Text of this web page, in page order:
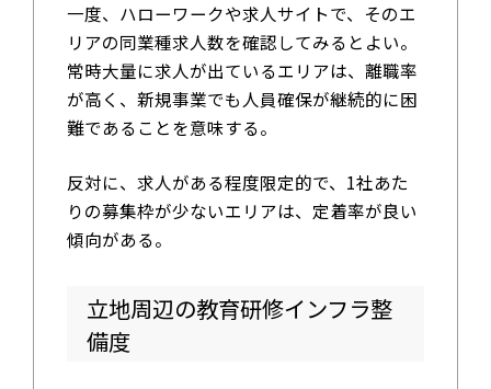
一度、ハローワークや求人サイトで、そのエ
リアの同業種求人数を確認してみるとよい。
常時大量に求人が出ているエリアは、離職率
が高く、新規事業でも人員確保が継続的に困
難であることを意味する。
反対に、求人がある程度限定的で、1社あた
りの募集枠が少ないエリアは、定着率が良い
傾向がある。
立地周辺の教育研修インフラ整
備度